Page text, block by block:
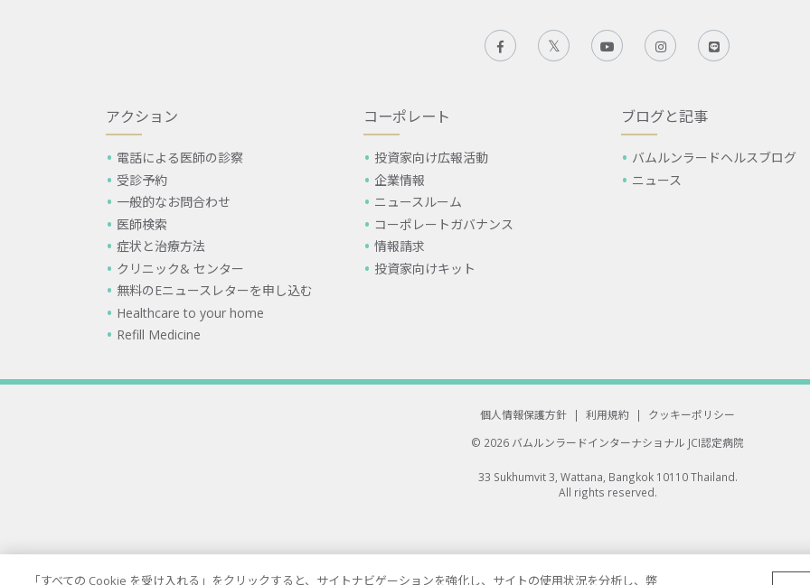
アクション
電話による医師の診察
受診予約
一般的なお問合わせ
医師検索
症状と治療方法
クリニック& センター
無料のEニュースレターを申し込む
Healthcare to your home
Refill Medicine
コーポレート
投資家向け広報活動
企業情報
ニュースルーム
コーポレートガバナンス
情報請求
投資家向けキット
ブログと記事
バムルンラードヘルスブログ
ニュース
個人情報保護方針 | 利用規約 |
クッキーポリシー
© 2026 バムルンラードインターナショナル JCI認定病院
33 Sukhumvit 3, Wattana, Bangkok 10110 Thailand.
All rights reserved.
「すべての Cookie を受け入れる」をクリックすると、サイトナビゲーションを強化し、サイトの使用状況を分析し、弊